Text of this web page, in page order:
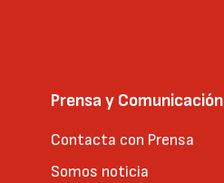
Prensa y Comunicación
Contacta con Prensa
Somos noticia